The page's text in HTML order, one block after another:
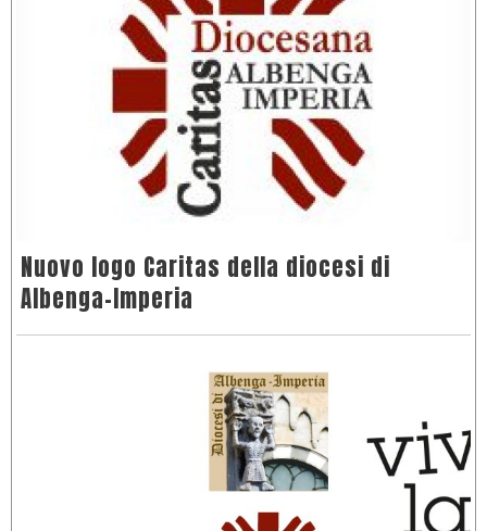
Nuovo logo Caritas della diocesi di
Albenga-Imperia